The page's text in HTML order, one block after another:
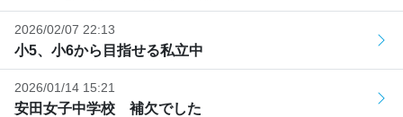
2026/02/07 22:13
小5、小6から目指せる私立中
2026/01/14 15:21
安田女子中学校 補欠でした